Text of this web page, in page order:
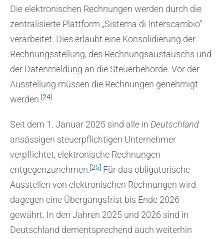
Die elektronischen Rechnungen werden durch die
zentralisierte Plattform „Sistema di Interscambio“
verarbeitet. Dies erlaubt eine Konsolidierung der
Rechnungsstellung, des Rechnungsaustauschs und
der Datenmeldung an die Steuerbehörde. Vor der
Ausstellung müssen die Rechnungen genehmigt
werden.[24]
Seit dem 1. Januar 2025 sind alle in Deutschland
ansässigen steuerpflichtigen Unternehmer
verpflichtet, elektronische Rechnungen
entgegenzunehmen.[25] Für das obligatorische
Ausstellen von elektronischen Rechnungen wird
dagegen eine Übergangsfrist bis Ende 2026
gewährt. In den Jahren 2025 und 2026 sind in
Deutschland dementsprechend auch weiterhin